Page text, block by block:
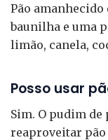
Pão amanhecido
baunilha e uma
limão, canela,
Posso usar
Sim. O pudim de
reaproveitar pão